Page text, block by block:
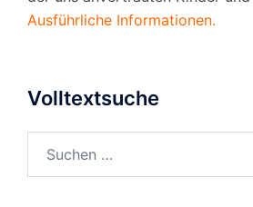
Ausführliche Informationen.
Volltextsuche